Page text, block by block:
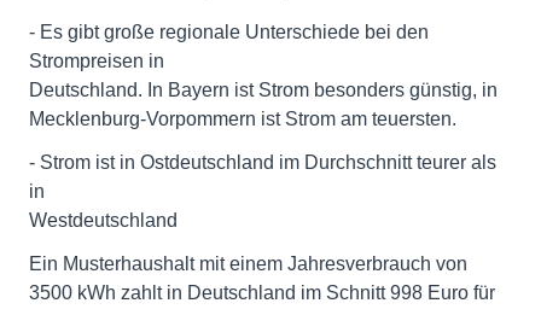
- Es gibt große regionale Unterschiede bei den
Strompreisen in
Deutschland. In Bayern ist Strom besonders günstig, in
Mecklenburg-Vorpommern ist Strom am teuersten.
- Strom ist in Ostdeutschland im Durchschnitt teurer als
in
Westdeutschland
Ein Musterhaushalt mit einem Jahresverbrauch von
3500 kWh zahlt in Deutschland im Schnitt 998 Euro für